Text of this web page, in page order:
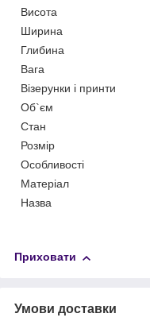
Висота
Ширина
Глибина
Вага
Візерунки і принти
Об`єм
Стан
Розмір
Особливості
Матеріал
Назва
Приховати
Умови доставки